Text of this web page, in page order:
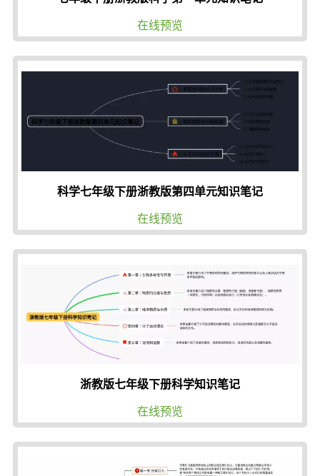
在线预览
科学七年级下册浙教版第四单元知识笔记
在线预览
浙教版七年级下册科学知识笔记
在线预览